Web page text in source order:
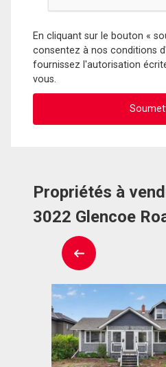
En cliquant sur le bouton «
consentez à nos conditions
fournissez l'autorisation
vous.
Propriétés à
3022 Glencoe